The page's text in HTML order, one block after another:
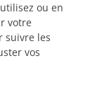
ou en
votre
suivre les
vos